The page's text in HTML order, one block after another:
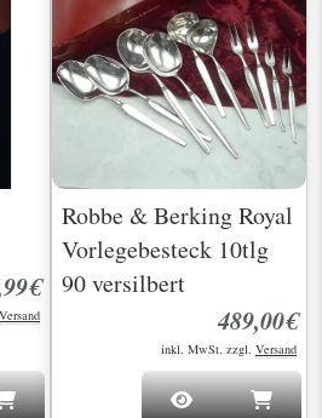
Versand
Robbe & Berking Royal
Vorlegebesteck 10tlg
90 versilbert
489,00€
inkl. MwSt. zzgl. Versand